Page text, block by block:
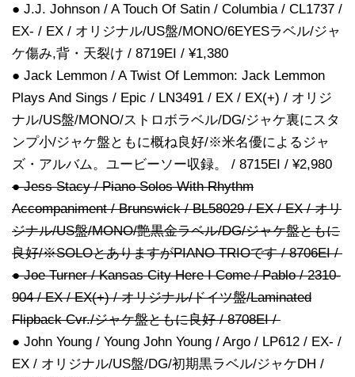
● J.J. Johnson / A Touch Of Satin / Columbia / CL1737 /
EX- / EX / オリジナル/US盤/MONO/6EYESラベル/ジャ
ケ傷み,背・天裂け / 8719EI / ¥1,380
● Jack Lemmon / A Twist Of Lemmon: Jack Lemmon
Plays And Sings / Epic / LN3491 / EX / EX(+) / オリジ
ナル/US盤/MONO/ストロボラベル/DG/ジャケ裏にスタ
ンプ小/ジャケ盤ともに概ね良好/※米名優によるジャ
ズ・アルバム。ユービーソー収録。 / 8715EI / ¥2,980
● Jess Stacy / Piano Solos With Rhythm
Accompaniment / Brunswick / BL58029 / EX / EX / オリ
ジナル/US盤/MONO/艶黒金ラベル/DG/ジャケ盤ともに
良好/※SOLOとありますがPIANO TRIOです / 8706EI /
● Joe Turner / Kansas City Here I Come / Pablo / 2310-
904 / EX / EX(+) / オリジナル/ドイツ盤/Laminated
Flipback Cvr./ジャケ盤ともに良好 / 8708EI /
● John Young / Young John Young / Argo / LP612 / EX- /
EX / オリジナル/US盤/DG/初期黒ラベル/ジャケDH /